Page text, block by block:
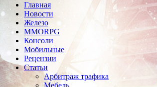
Главная
Новости
Железо
MMORPG
Консоли
Мобильные
Рецензии
Статьи
Арбитраж трафика
Мебель